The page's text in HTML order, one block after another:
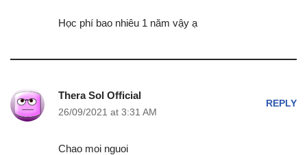
Học phí bao nhiêu 1 năm vậy ạ
Thera Sol Official
26/09/2021 at 3:31 AM
REPLY
Chao moi nguoi